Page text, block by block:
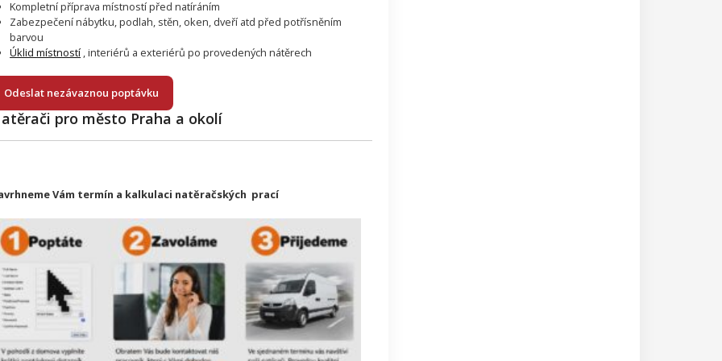
Kompletní příprava místností před natíráním
Zabezpečení nábytku, podlah, stěn, oken, dveří atd před potřísněním
barvou
Úklid místností , interiérů a exteriérů po provedených nátěrech
Odeslat nezávaznou poptávku
pro město Praha a okolí
Vám termín a kalkulaci natěračských prací